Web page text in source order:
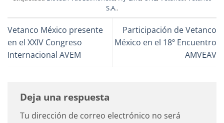
S.A..
Vetanco México presente
en el XXIV Congreso
Internacional AVEM
Participación de Vetanco
México en el 18º Encuentro
AMVEAV
Deja una respuesta
Tu dirección de correo electrónico no será